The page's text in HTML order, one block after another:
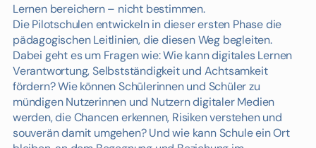
Lernen bereichern – nicht bestimmen.
Die Pilotschulen entwickeln in dieser ersten Phase die
pädagogischen Leitlinien, die diesen Weg begleiten.
Dabei geht es um Fragen wie: Wie kann digitales Lernen
Verantwortung, Selbstständigkeit und Achtsamkeit
fördern? Wie können Schülerinnen und Schüler zu
mündigen Nutzerinnen und Nutzern digitaler Medien
werden, die Chancen erkennen, Risiken verstehen und
souverän damit umgehen? Und wie kann Schule ein Ort